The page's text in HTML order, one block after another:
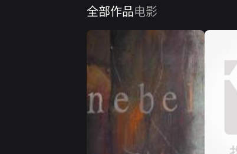
全部作品电影